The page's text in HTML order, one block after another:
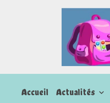
Accueil Actualités